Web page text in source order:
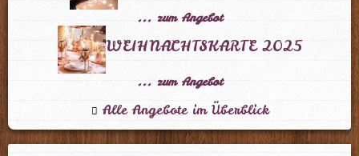
... zum Angebot
WEIHNACHTSKARTE 2025
... zum Angebot
Alle Angebote im Überblick